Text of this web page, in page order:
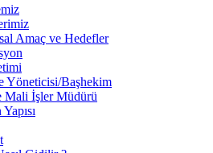
Amaç ve Hedefler
Yöneticisi/Başhekim
Mali İşler Müdürü